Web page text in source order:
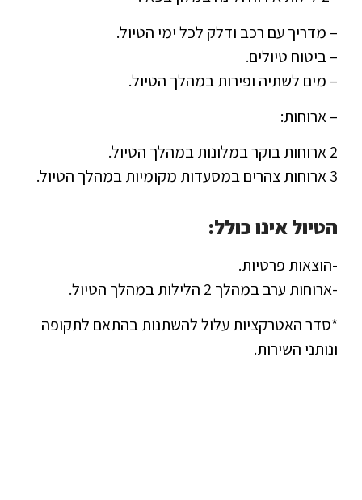
– מדריך עם רכב ודלק לכל ימי הטיול.
– ביטוח טיולים.
– מים לשתיה ופירות במהלך הטיול.
– ארוחות:
2 ארוחות בוקר במלונות במהלך הטיול.
3 ארוחות צהרים במסעדות מקומיות במהלך הטיול.
הטיול אינו כולל:
-הוצאות פרטיות.
-ארוחות ערב במהלך 2 הלילות במהלך הטיול.
*סדר האטרקציות עלול להשתנות בהתאם לתקופה
ונותני השירות.